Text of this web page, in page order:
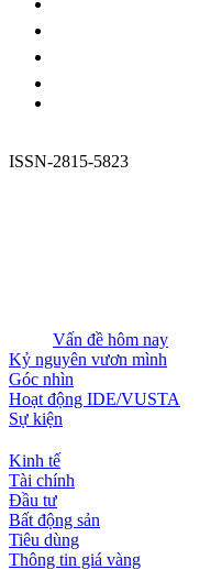
ISSN-2815-5823
Vấn đề hôm nay
Kỷ nguyên vươn mình
Góc nhìn
Hoạt động IDE/VUSTA
Sự kiện
Kinh tế
Tài chính
Đầu tư
Bất động sản
Tiêu dùng
Thông tin giá vàng